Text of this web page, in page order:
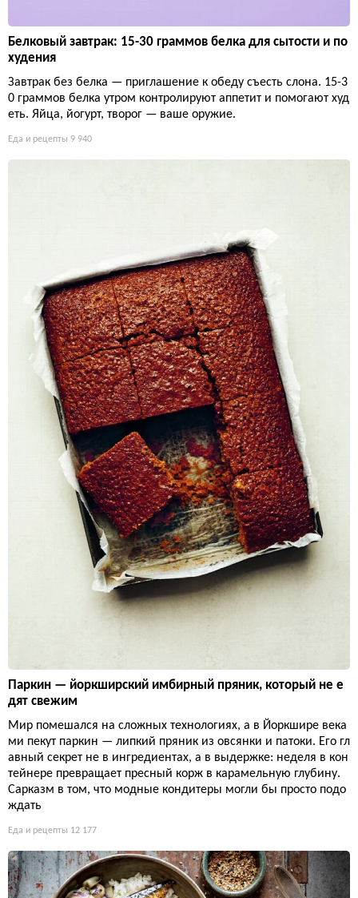
Белковый завтрак: 15-30 граммов белка для сытости и по
худения
Завтрак без белка — приглашение к обеду съесть слона. 15-3
0 граммов белка утром контролируют аппетит и помогают худ
еть. Яйца, йогурт, творог — ваше оружие.
Еда и рецепты 9 940
Паркин — йоркширский имбирный пряник, который не е
дят свежим
Мир помешался на сложных технологиях, а в Йоркшире века
ми пекут паркин — липкий пряник из овсянки и патоки. Его гл
авный секрет не в ингредиентах, а в выдержке: неделя в кон
тейнере превращает пресный корж в карамельную глубину.
Сарказм в том, что модные кондитеры могли бы просто подо
ждать
Еда и рецепты 12 177